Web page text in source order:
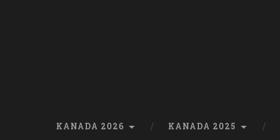
KANADA 2026 KANADA 2025